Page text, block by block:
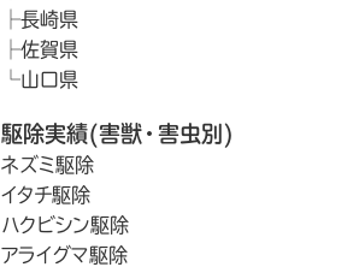
長崎県
佐賀県
山口県
駆除実績(害獣・害虫別)
ネズミ駆除
イタチ駆除
ハクビシン駆除
アライグマ駆除